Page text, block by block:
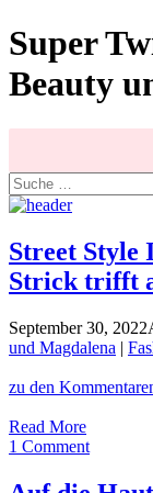
Skip
to
content
Super
Beauty
Search
for:
Street Style
Strick trifft
September 30, 2022
und Magdalena |
zu den
Read MoreStreet
Style
1 Comment